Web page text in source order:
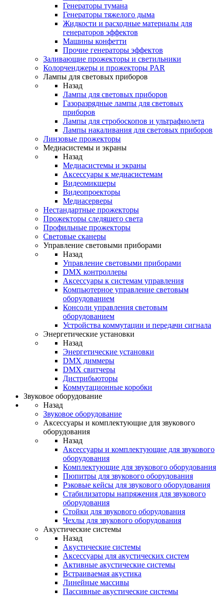
Генераторы тумана
Генераторы тяжелого дыма
Жидкости и расходные материалы для
генераторов эффектов
Машины конфетти
Прочие генераторы эффектов
Заливающие прожекторы и светильники
Колорченджеры и прожекторы PAR
Лампы для световых приборов
Назад
Лампы для световых приборов
Газоразрядные лампы для световых
приборов
Лампы для стробоскопов и ультрафиолета
Лампы накаливания для световых приборов
Линзовые прожекторы
Медиасистемы и экраны
Назад
Медиасистемы и экраны
Аксессуары к медиасистемам
Видеомикшеры
Видеопроекторы
Медиасерверы
Нестандартные прожекторы
Прожекторы следящего света
Профильные прожекторы
Световые сканеры
Управление световыми приборами
Назад
Управление световыми приборами
DMX контроллеры
Аксессуары к системам управления
Компьютерное управление световым
оборудованием
Консоли управления световым
оборудованием
Устройства коммутации и передачи сигнала
Энергетические установки
Назад
Энергетические установки
DMX диммеры
DMX свитчеры
Дистрибьюторы
Коммутационные коробки
Звуковое оборудование
Назад
Звуковое оборудование
Аксессуары и комплектующие для звукового
оборудования
Назад
Аксессуары и комплектующие для звукового
оборудования
Комплектующие для звукового оборудования
Пюпитры для звукового оборудования
Рэковые кейсы для звукового оборудования
Стабилизаторы напряжения для звукового
оборудования
Стойки для звукового оборудования
Чехлы для звукового оборудования
Акустические системы
Назад
Акустические системы
Аксессуары для акустических систем
Активные акустические системы
Встраиваемая акустика
Линейные массивы
Пассивные акустические системы